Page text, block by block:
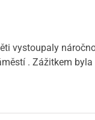
vystoupaly
. Zážitkem